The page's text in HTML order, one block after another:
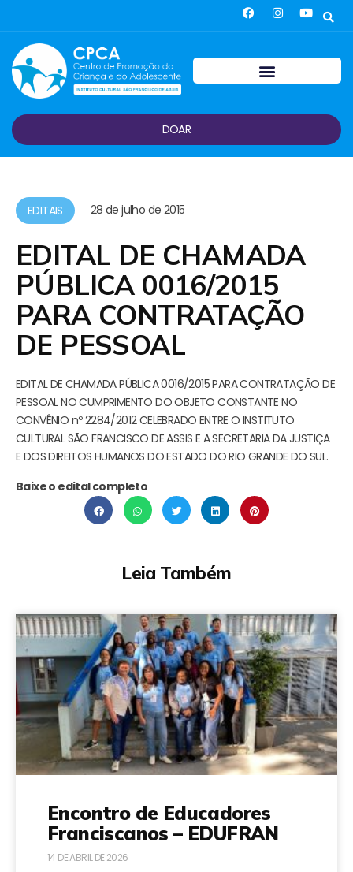
DOAR
EDITAIS 28 de julho de 2015
EDITAL DE CHAMADA
PÚBLICA 0016/2015
PARA CONTRATAÇÃO
DE PESSOAL
EDITAL DE CHAMADA PÚBLICA 0016/2015 PARA CONTRATAÇÃO DE
PESSOAL NO CUMPRIMENTO DO OBJETO CONSTANTE NO
CONVÊNIO nº 2284/2012 CELEBRADO ENTRE O INSTITUTO
CULTURAL SÃO FRANCISCO DE ASSIS E A SECRETARIA DA JUSTIÇA
E DOS DIREITOS HUMANOS DO ESTADO DO RIO GRANDE DO SUL.
Baixe o edital completo
Leia Também
Encontro de Educadores
Franciscanos – EDUFRAN
14 DE ABRIL DE 2026